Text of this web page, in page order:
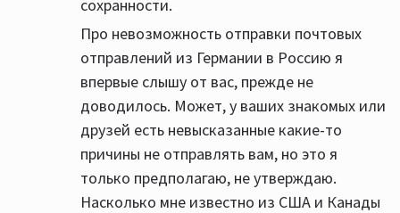
сохранности.
Про невозможность отправки почтовых
отправлений из Германии в Россию я
впервые слышу от вас, прежде не
доводилось. Может, у ваших знакомых или
друзей есть невысказанные какие-то
причины не отправлять вам, но это я
только предполагаю, не утверждаю.
Насколько мне известно из США и Канады